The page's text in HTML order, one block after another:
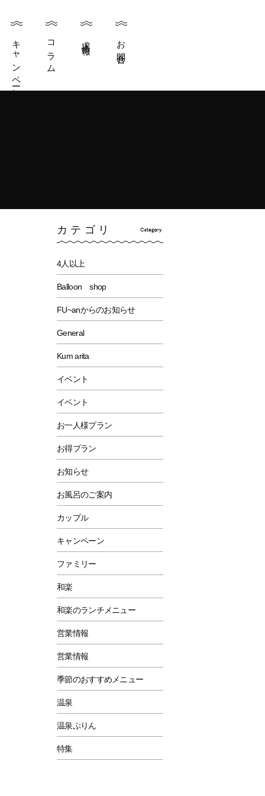
キャンペーン コラム お問合せ
カテゴリ
4人以上
Balloon shop
FU~anからのお知らせ
General
Kum arita
イベント
イベント
お一人様プラン
お得プラン
お知らせ
お風呂のご案内
カップル
キャンペーン
ファミリー
和楽
和楽のランチメニュー
営業情報
営業情報
季節のおすすめメニュー
温泉
温泉ぷりん
特集